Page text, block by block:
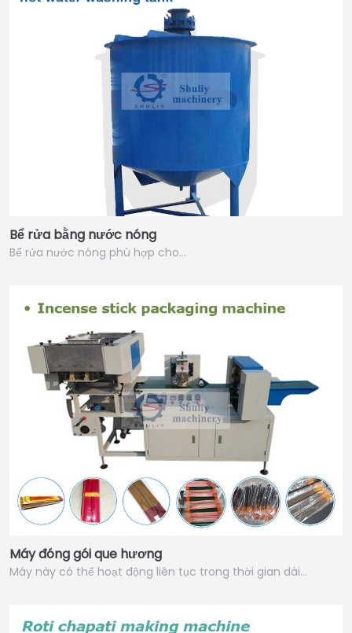
Bể rửa bằng nước nóng
Bể rửa nước nóng phù hợp cho…
Máy đóng gói que hương
Máy này có thể hoạt động liên tục trong thời gian dài…